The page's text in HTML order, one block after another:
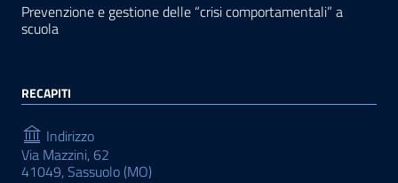
Prevenzione e gestione delle “crisi comportamentali” a
scuola
RECAPITI
Indirizzo
Via Mazzini, 62
41049, Sassuolo (MO)